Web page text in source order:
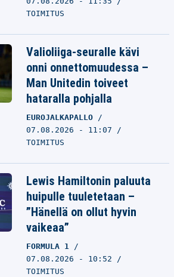
TOIMITUS
Valioliiga-seuralle kävi
onni onnettomuudessa –
Man Unitedin toiveet
hataralla pohjalla
EUROJALKAPALLO
07.08.2026 - 11:07
TOIMITUS
Lewis Hamiltonin paluuta
huipulle tuuletetaan –
”Hänellä on ollut hyvin
vaikeaa”
FORMULA 1
07.08.2026 - 10:52
TOIMITUS